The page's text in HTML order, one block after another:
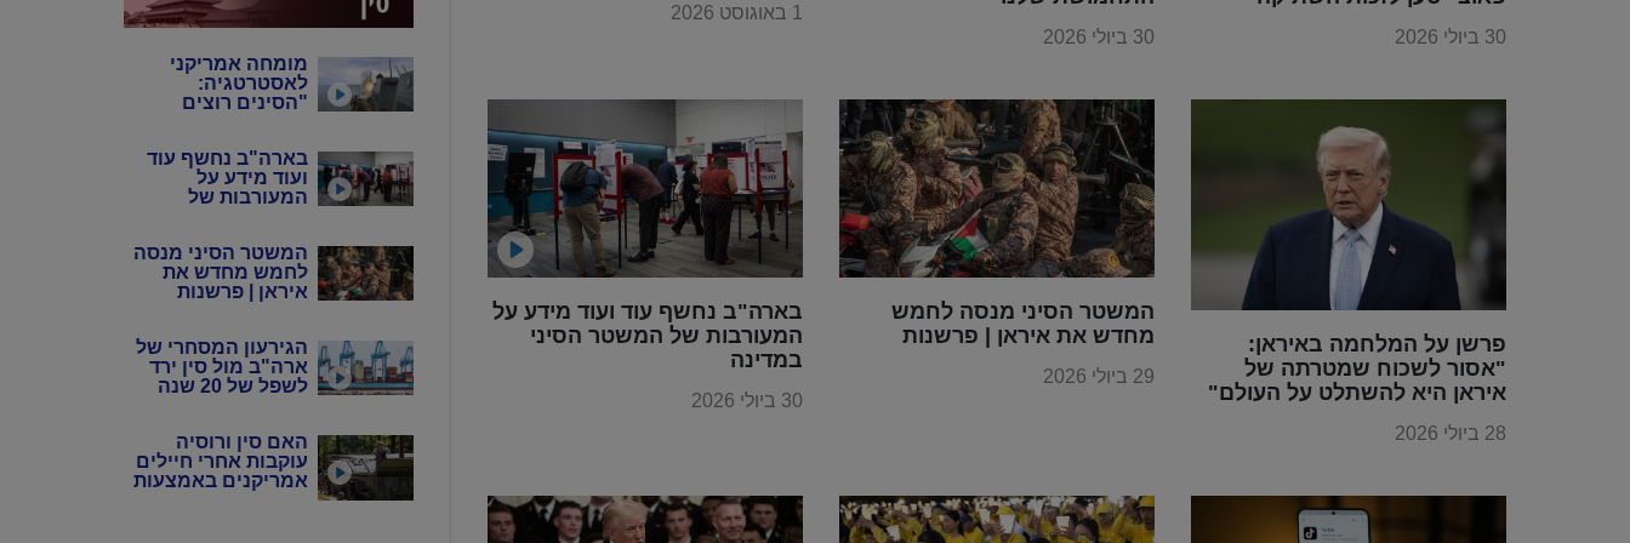
מומחה אמריקני
לאסטרטגיה:
"הסינים רוצים
בארה"ב נחשף עוד
ועוד מידע על
המעורבות של
המשטר הסיני מנסה
לחמש מחדש את
איראן | פרשנות
הגירעון המסחרי של
ארה"ב מול סין ירד
לשפל של 20 שנה
האם סין ורוסיה
עוקבות אחרי חיילים
אמריקנים באמצעות
1 באוגוסט 2026
30 ביולי 2026 30 ביולי 2026
בארה"ב נחשף עוד ועוד מידע על
המעורבות של המשטר הסיני
במדינה
30 ביולי 2026
המשטר הסיני מנסה לחמש
מחדש את איראן | פרשנות
29 ביולי 2026
פרשן על המלחמה באיראן:
"אסור לשכוח שמטרתה של
איראן היא להשתלט על העולם"
28 ביולי 2026